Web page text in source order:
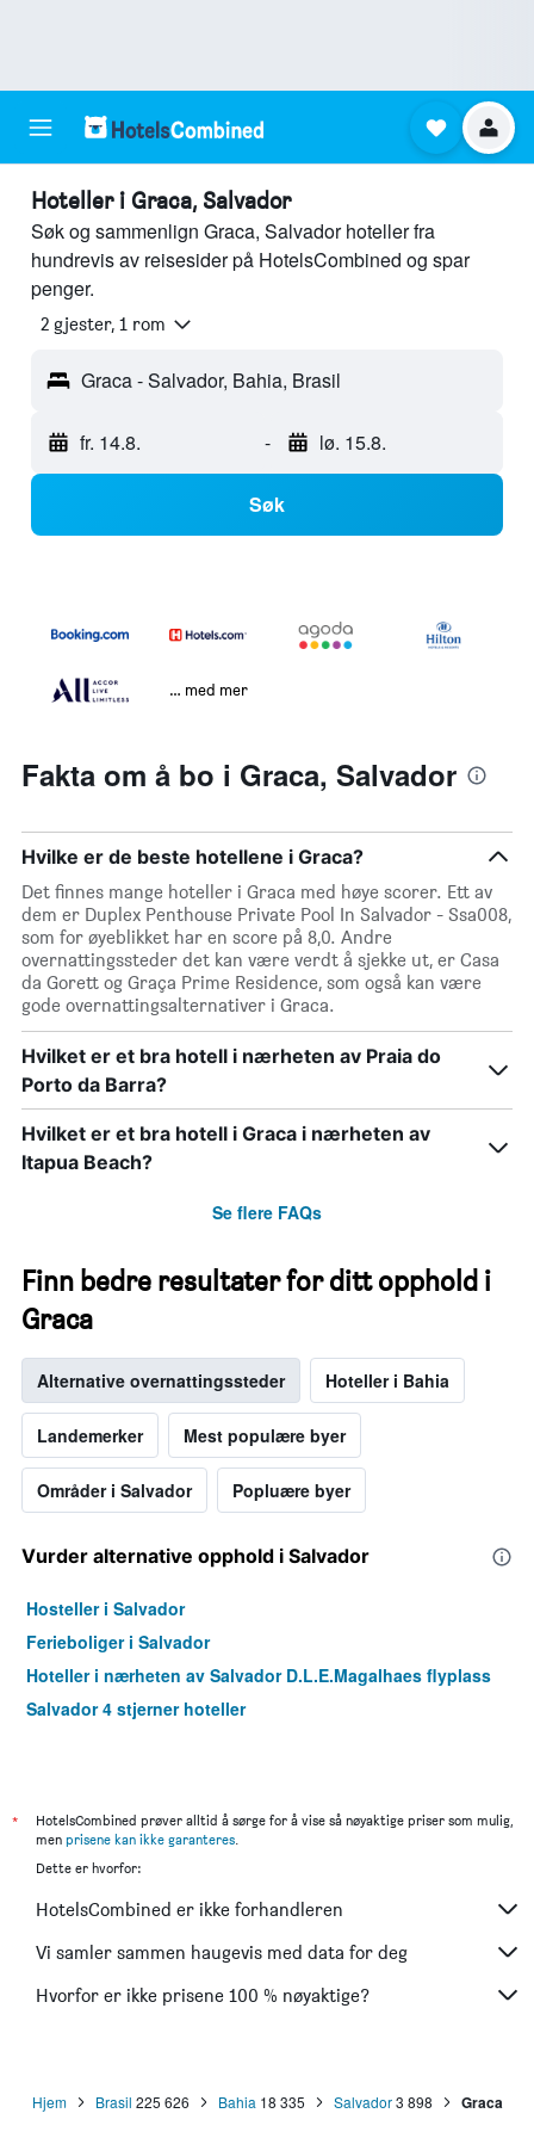
Hoteller i Graca, Salvador
Søk og sammenlign Graca, Salvador hoteller fra
hundrevis av reisesider på HotelsCombined og spar
penger.
2 gjester, 1 rom
Graca - Salvador, Bahia, Brasil
fr. 14.8. - lø. 15.8.
Søk
… med mer
Fakta om å bo i Graca, Salvador
Hvilke er de beste hotellene i Graca?
Det finnes mange hoteller i Graca med høye scorer. Ett av
dem er Duplex Penthouse Private Pool In Salvador - Ssa008,
som for øyeblikket har en score på 8,0. Andre
overnattingssteder det kan være verdt å sjekke ut, er Casa
da Gorett og Graça Prime Residence, som også kan være
gode overnattingsalternativer i Graca.
Hvilket er et bra hotell i nærheten av Praia do
Porto da Barra?
Hvilket er et bra hotell i Graca i nærheten av
Itapua Beach?
Se flere FAQs
Finn bedre resultater for ditt opphold i
Graca
Alternative overnattingssteder Hoteller i Bahia
Landemerker Mest populære byer
Områder i Salvador Popluære byer
Vurder alternative opphold i Salvador
Hosteller i Salvador
Ferieboliger i Salvador
Hoteller i nærheten av Salvador D.L.E.Magalhaes flyplass
Salvador 4 stjerner hoteller
*
HotelsCombined prøver alltid å sørge for å vise så nøyaktige priser som mulig,
men prisene kan ikke garanteres.
Dette er hvorfor:
HotelsCombined er ikke forhandleren
Vi samler sammen haugevis med data for deg
Hvorfor er ikke prisene 100 % nøyaktige?
Hjem Brasil 225 626 Bahia 18 335 Salvador 3 898 Graca